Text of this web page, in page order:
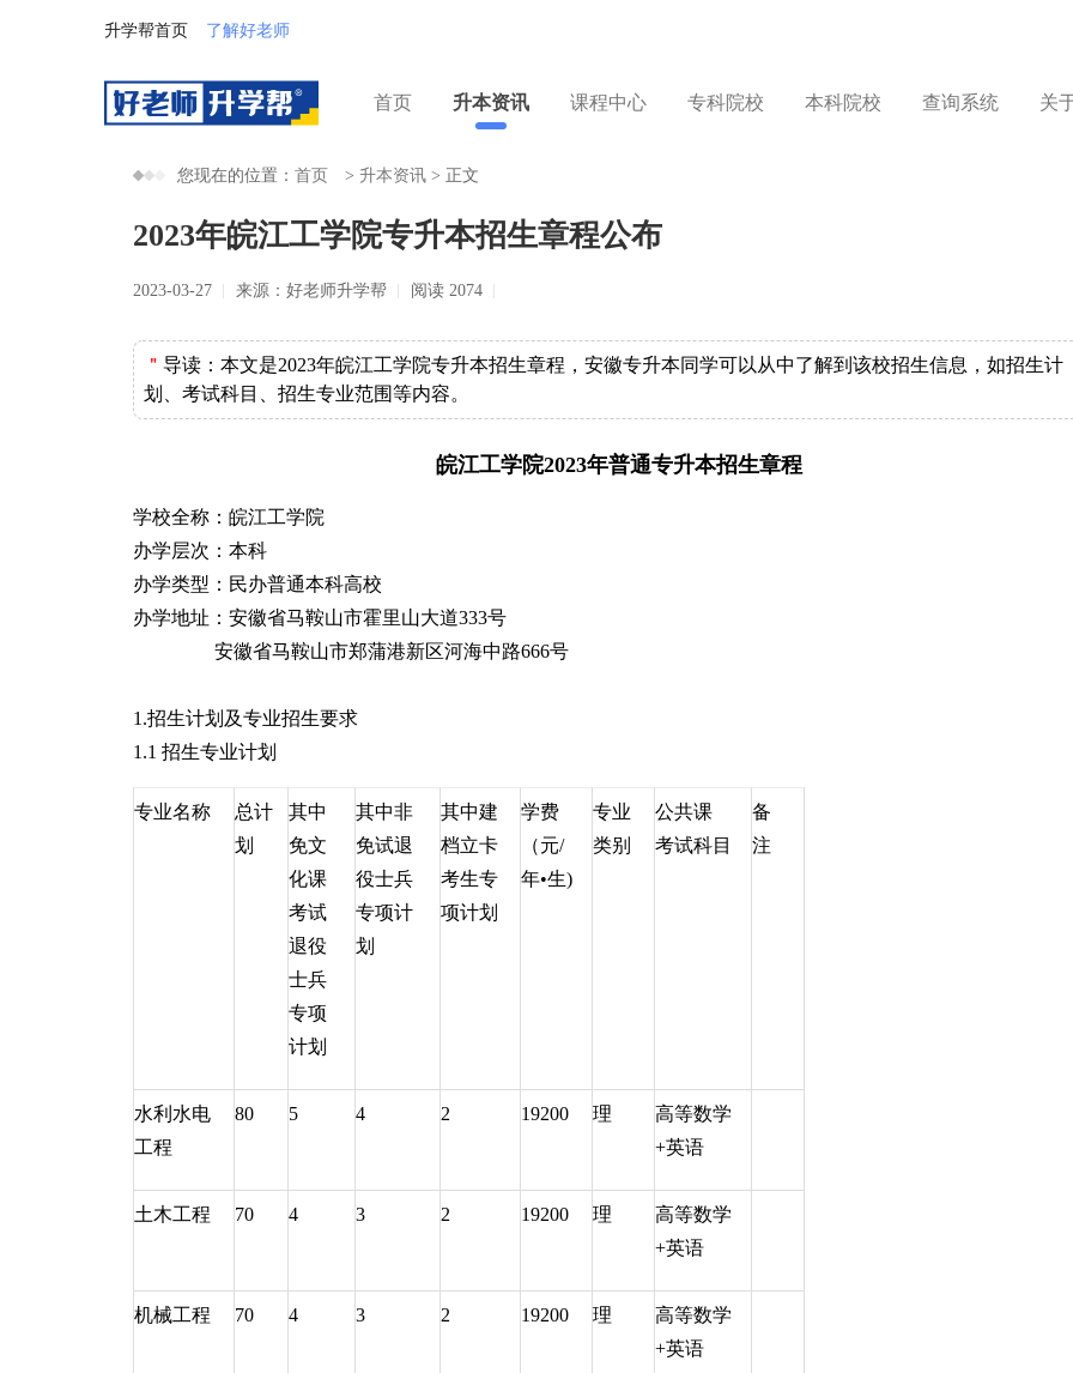
升学帮首页 了解好老师
首页 升本资讯 课程中心 专科院校 本科院校 查询系统 关
您现在的位置： 首页 > 升本资讯 > 正文
2023年皖江工学院专升本招生章程公布
2023-03-27 来源：好老师升学帮 阅读 2074
＂ 导读： 本文是2023年皖江工学院专升本招生章程，安徽专升本同学可以从中了解到该校招生信息，如招生计
划、考试科目、招生专业范围等内容。
皖江工学院2023年普通专升本招生章程
学校全称：皖江工学院
办学层次：本科
办学类型：民办普通本科高校
办学地址：安徽省马鞍山市霍里山大道333号
安徽省马鞍山市郑蒲港新区河海中路666号
1.招生计划及专业招生要求
1.1 招生专业计划
专业名称
总计
划
其中
免文
化课
考试
退役
士兵
专项
计划
其中非
免试退
役士兵
专项计
划
其中建
档立卡
考生专
项计划
学费
（元/
年•生)
专业
类别
公共课
考试科目
备
注
水利水电
工程
80 5 4 2 19200 理
高等数学
+英语
土木工程 70 4 3 2 19200 理
高等数学
+英语
机械工程 70 4 3 2 19200 理
高等数学
+英语